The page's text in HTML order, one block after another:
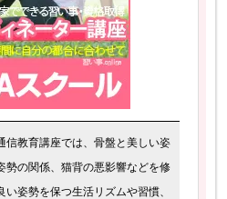
信教育講座では、骨盤と美しい姿
勢の関係、猫背の悪影響などを修
姿勢を保つ生活リズムや習慣、